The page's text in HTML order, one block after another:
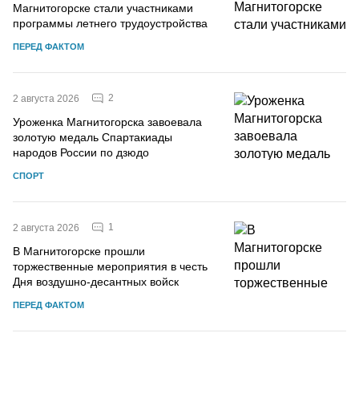
Магнитогорске стали участниками
программы летнего трудоустройства
ПЕРЕД ФАКТОМ
2 августа 2026 2
Уроженка Магнитогорска завоевала
золотую медаль Спартакиады
народов России по дзюдо
СПОРТ
2 августа 2026 1
В Магнитогорске прошли
торжественные мероприятия в честь
Дня воздушно-десантных войск
ПЕРЕД ФАКТОМ